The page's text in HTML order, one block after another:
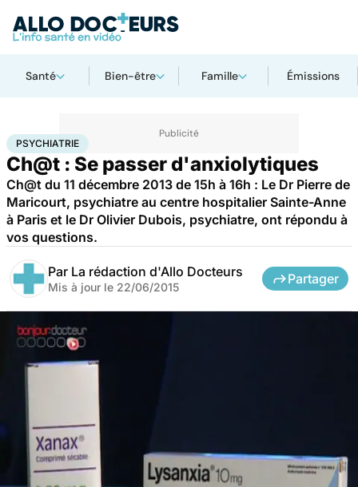
Santé Bien-être Famille Émissions
AccueilBien-être Psychiatrie
PSYCHIATRIE
Ch@t : Se passer d'anxiolytiques
Ch@t du 11 décembre 2013 de 15h à 16h : Le Dr Pierre de
Maricourt, psychiatre au centre hospitalier Sainte-Anne
à Paris et le Dr Olivier Dubois, psychiatre, ont répondu à
vos questions.
Par La rédaction d'Allo Docteurs
Mis à jour le 22/06/2015
Partager